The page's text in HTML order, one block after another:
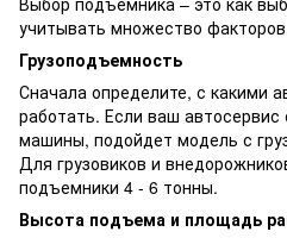
учитывать множество
Грузоподъемность
Сначала определите, с какими
работать. Если ваш автосервис
машины, подойдет модель с
Для грузовиков и
подъемники 4 - 6 тонны.
Высота подъема и площадь